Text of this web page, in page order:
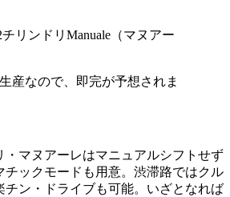
産なので、即完が予想されま
・マヌアーレはマニュアルシフトせず
チックモードも用意。渋滞路ではクル
チン・ドライブも可能。いざとなれば